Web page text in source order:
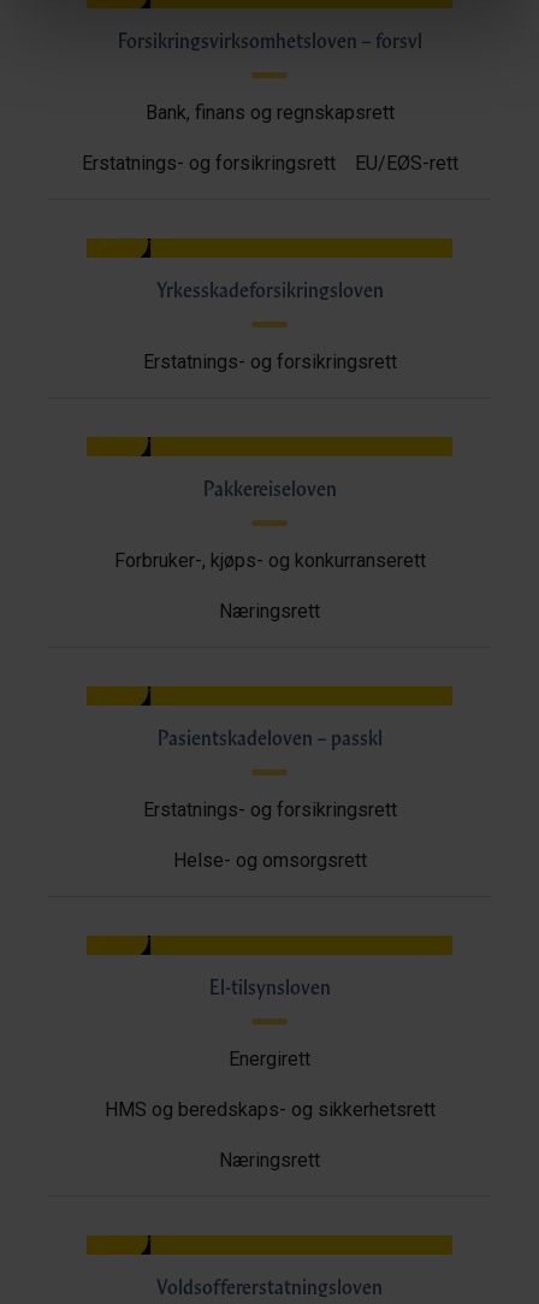
Forsikringsvirksomhetsloven – forsvl
Bank, finans og regnskapsrett
Erstatnings- og forsikringsrett EU/EØS-rett
Yrkesskadeforsikringsloven
Erstatnings- og forsikringsrett
Pakkereiseloven
Forbruker-, kjøps- og konkurranserett
Næringsrett
Pasientskadeloven – passkl
Erstatnings- og forsikringsrett
Helse- og omsorgsrett
El-tilsynsloven
Energirett
HMS og beredskaps- og sikkerhetsrett
Næringsrett
Voldsoffererstatningsloven